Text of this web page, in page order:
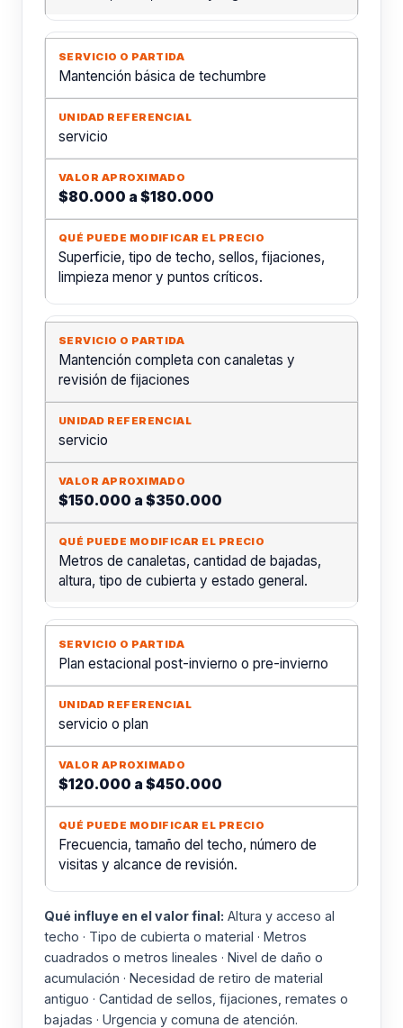
Mantención básica de techumbre
servicio
$80.000 a $180.000
Superficie, tipo de techo, sellos, fijaciones,
limpieza menor y puntos críticos.
Mantención completa con canaletas y
revisión de fijaciones
servicio
$150.000 a $350.000
Metros de canaletas, cantidad de bajadas,
altura, tipo de cubierta y estado general.
Plan estacional post-invierno o pre-invierno
servicio o plan
$120.000 a $450.000
Frecuencia, tamaño del techo, número de
visitas y alcance de revisión.
Qué influye en el valor final: Altura y acceso al
techo · Tipo de cubierta o material · Metros
cuadrados o metros lineales · Nivel de daño o
acumulación · Necesidad de retiro de material
antiguo · Cantidad de sellos, fijaciones, remates o
bajadas · Urgencia y comuna de atención.